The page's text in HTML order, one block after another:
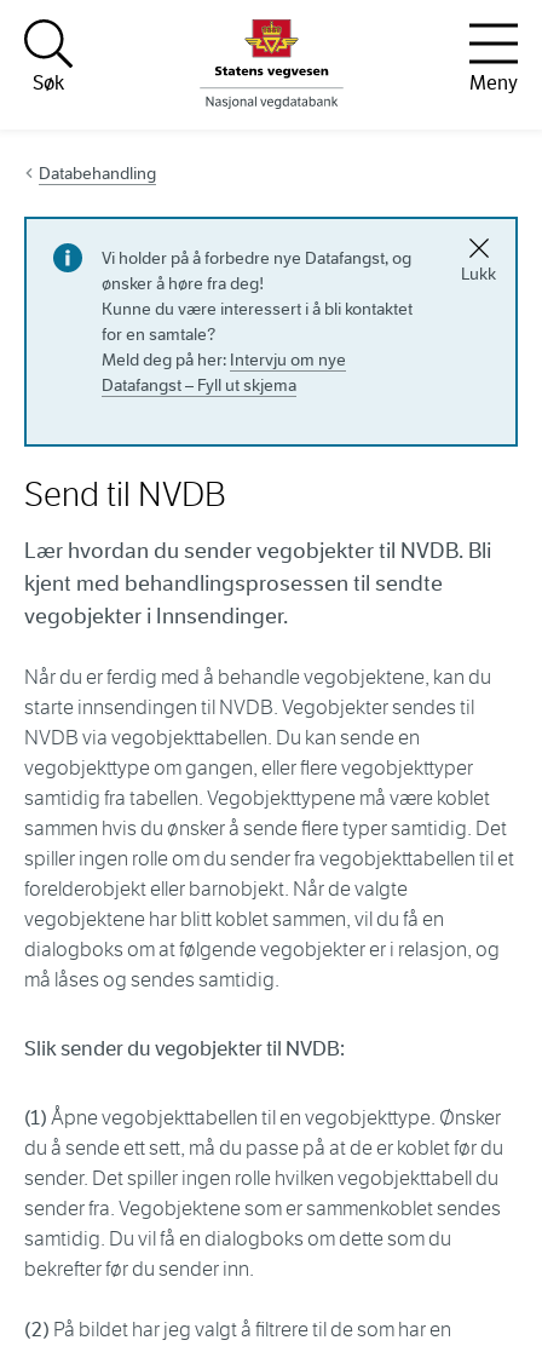
Hopp til innhold
Søk
Meny
Databehandling
Vi holder på å forbedre nye Datafangst, og
ønsker å høre fra deg!
Kunne du være interessert i å bli kontaktet
for en samtale?
Meld deg på her: Intervju om nye
Datafangst – Fyll ut skjema
Lukk
Send til NVDB
Lær hvordan du sender vegobjekter til NVDB. Bli
kjent med behandlingsprosessen til sendte
vegobjekter i Innsendinger.
Når du er ferdig med å behandle vegobjektene, kan du
starte innsendingen til NVDB. Vegobjekter sendes til
NVDB via vegobjekttabellen. Du kan sende en
vegobjekttype om gangen, eller flere vegobjekttyper
samtidig fra tabellen. Vegobjekttypene må være koblet
sammen hvis du ønsker å sende flere typer samtidig. Det
spiller ingen rolle om du sender fra vegobjekttabellen til et
forelderobjekt eller barnobjekt. Når de valgte
vegobjektene har blitt koblet sammen, vil du få en
dialogboks om at følgende vegobjekter er i relasjon, og
må låses og sendes samtidig.
Slik sender du vegobjekter til NVDB:
(1)Åpne vegobjekttabellen til en vegobjekttype. Ønsker
du å sende ett sett, må du passe på at de er koblet før du
sender. Det spiller ingen rolle hvilken vegobjekttabell du
sender fra. Vegobjektene som er sammenkoblet sendes
samtidig. Du vil få en dialogboks om dette som du
bekrefter før du sender inn.
(2) På bildet har jeg valgt å filtrere til de som har en